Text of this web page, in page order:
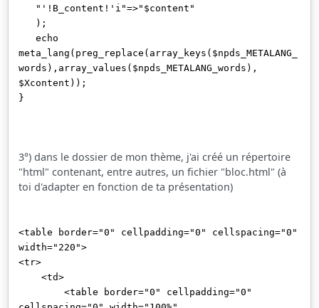
"'!B_content!'i"=>"$content"
);
echo
meta_lang(preg_replace(array_keys($npds_METALANG_
words),array_values($npds_METALANG_words),
$Xcontent));
}
3°) dans le dossier de mon thème, j'ai créé un répertoire
"html" contenant, entre autres, un fichier "bloc.html" (à
toi d'adapter en fonction de ta présentation)
<table border="0" cellpadding="0" cellspacing="0"
width="220">
<tr>
<td>
<table border="0" cellpadding="0"